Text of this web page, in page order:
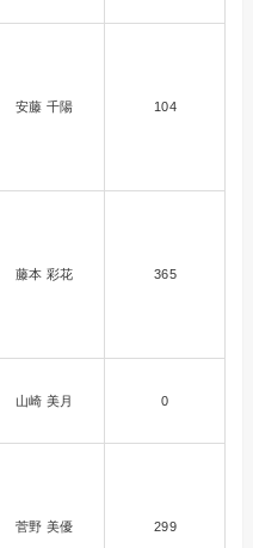
安藤 千陽 104
藤本 彩花 365
山崎 美月 0
菅野 美優 299